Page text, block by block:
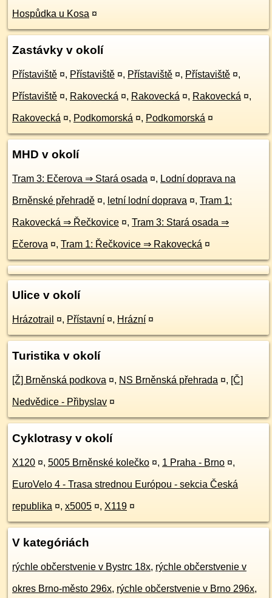
Hospůdka u Kosa ¤
Zastávky v okolí
Přístaviště ¤, Přístaviště ¤, Přístaviště ¤, Přístaviště ¤,
Přístaviště ¤, Rakovecká ¤, Rakovecká ¤, Rakovecká ¤,
Rakovecká ¤, Podkomorská ¤, Podkomorská ¤
MHD v okolí
Tram 3: Ečerova ⇒ Stará osada ¤, Lodní doprava na
Brněnské přehradě ¤, letní lodní doprava ¤, Tram 1:
Rakovecká ⇒ Řečkovice ¤, Tram 3: Stará osada ⇒
Ečerova ¤, Tram 1: Řečkovice ⇒ Rakovecká ¤
Ulice v okolí
Hrázotrail ¤, Přístavní ¤, Hrázní ¤
Turistika v okolí
[Ž] Brněnská podkova ¤, NS Brněnská přehrada ¤, [Č]
Nedvědice - Přibyslav ¤
Cyklotrasy v okolí
X120 ¤, 5005 Brněnské kolečko ¤, 1 Praha - Brno ¤,
EuroVelo 4 - Trasa strednou Európou - sekcia Česká
republika ¤, x5005 ¤, X119 ¤
V kategóriách
rýchle občerstvenie v Bystrc 18x, rýchle občerstvenie v
okres Brno-město 296x, rýchle občerstvenie v Brno 296x,